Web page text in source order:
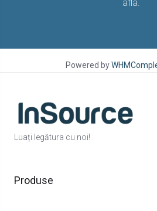
afla.
Powered by
Luați legătura cu noi!
Produse